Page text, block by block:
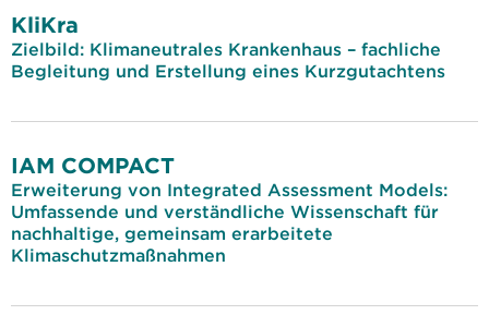
KliKra
Zielbild: Klimaneutrales Krankenhaus – fachliche
Begleitung und Erstellung eines Kurzgutachtens
IAM COMPACT
Erweiterung von Integrated Assessment Models:
Umfassende und verständliche Wissenschaft für
nachhaltige, gemeinsam erarbeitete
Klimaschutzmaßnahmen